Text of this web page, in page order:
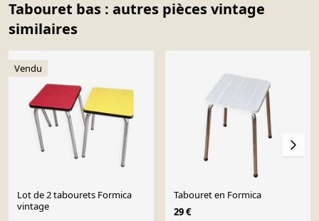
Tabouret bas : autres pièces vintage
similaires
Vendu
Lot de 2 tabourets Formica
vintage
Tabouret en Formica
29 €